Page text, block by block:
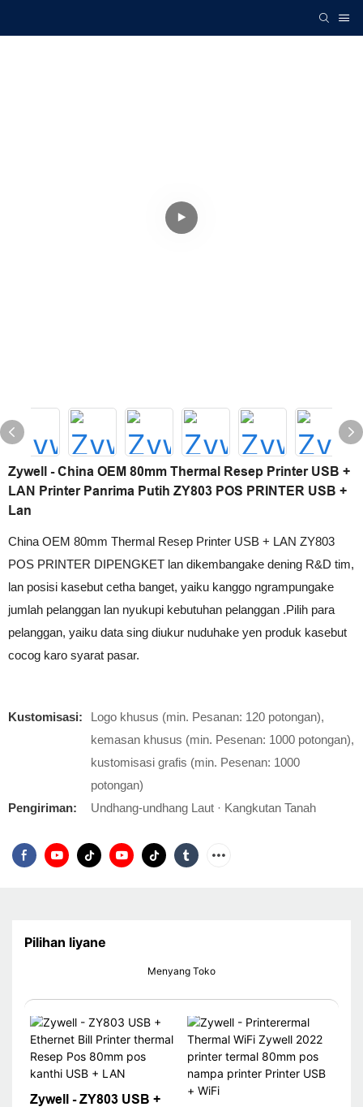
Zywell - China OEM 80mm Thermal Resep Printer USB +
LAN Printer Panrima Putih ZY803 POS PRINTER USB +
Lan
China OEM 80mm Thermal Resep Printer USB + LAN ZY803
POS PRINTER DIPENGKET lan dikembangake dening R&D tim,
lan posisi kasebut cetha banget, yaiku kanggo ngrampungake
jumlah pelanggan lan nyukupi kebutuhan pelanggan .Pilih para
pelanggan, yaiku data sing diukur nuduhake yen produk kasebut
cocog karo syarat pasar.
Kustomisasi:
Logo khusus (min. Pesanan: 120 potongan),
kemasan khusus (min. Pesenan: 1000 potongan),
kustomisasi grafis (min. Pesenan: 1000
potongan)
Pengiriman:
Undhang-undhang Laut · Kangkutan Tanah
Pilihan liyane
Menyang Toko
Zywell - ZY803 USB +